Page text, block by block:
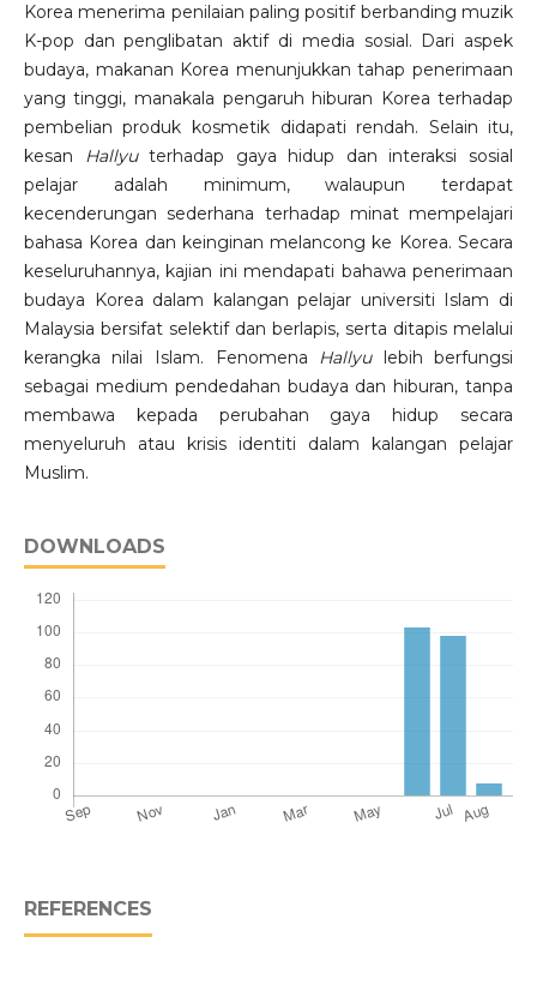
Korea menerima penilaian paling positif berbanding muzik
K-pop dan penglibatan aktif di media sosial. Dari aspek
budaya, makanan Korea menunjukkan tahap penerimaan
yang tinggi, manakala pengaruh hiburan Korea terhadap
pembelian produk kosmetik didapati rendah. Selain itu,
kesan Hallyuterhadap gaya hidup dan interaksi sosial
pelajar adalah minimum, walaupun terdapat
kecenderungan sederhana terhadap minat mempelajari
bahasa Korea dan keinginan melancong ke Korea. Secara
keseluruhannya, kajian ini mendapati bahawa penerimaan
budaya Korea dalam kalangan pelajar universiti Islam di
Malaysia bersifat selektif dan berlapis, serta ditapis melalui
kerangka nilai Islam. Fenomena Hallyulebih berfungsi
sebagai medium pendedahan budaya dan hiburan, tanpa
membawa kepada perubahan gaya hidup secara
menyeluruh atau krisis identiti dalam kalangan pelajar
Muslim.
DOWNLOADS
REFERENCES